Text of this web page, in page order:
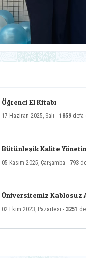
Öğrenci El Kitabı
17 Haziran 2025, Salı - 1859 defa
Bütünleşik Kalite
05 Kasım 2025, Çarşamba - 793
Üniversitemiz Kablosuz
02 Ekim 2023, Pazartesi - 3251